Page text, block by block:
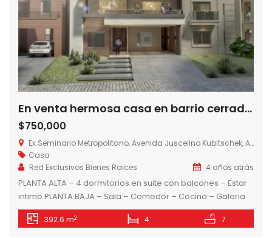
En venta hermosa casa en barrio cerrado, Zona Seminario
$750,000
Ex Seminario Metropolitano, Avenida Juscelino Kubitschek, Asunción, Paraguay
Casa
Red Exclusivos Bienes Raices
4 años atrás
PLANTA ALTA – 4 dormitorios en suite con balcones – Estar
intimo PLANTA BAJA – Sala – Comedor – Cocina – Galeria
con parrilla – Area de servicio – Patio – Piscina
392.6 m2 4 7